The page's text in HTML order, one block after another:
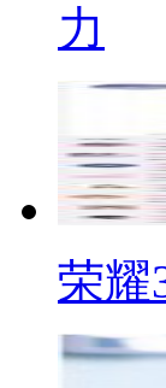
力
荣耀